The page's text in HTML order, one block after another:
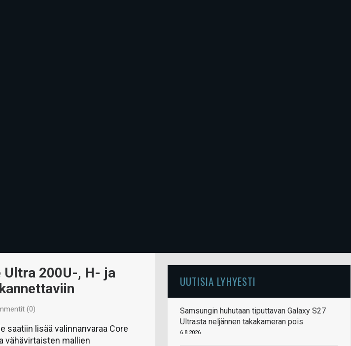
200U-, H- ja
(0)
saatiin lisää valinnanvaraa Core
vähävirtaisten mallien
UUTISIA LYHYESTI
Samsungin huhutaan tiputtavan Galaxy S27
Ultrasta neljännen takakameran pois
6.8.2026